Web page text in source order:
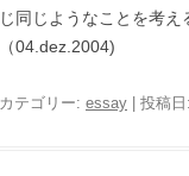
じ同じようなことを考え
（04.dez.2004)
カテゴリー: essay | 投稿日: